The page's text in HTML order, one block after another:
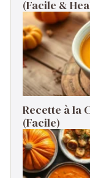
(Facile &
Recette à la
(Facile)